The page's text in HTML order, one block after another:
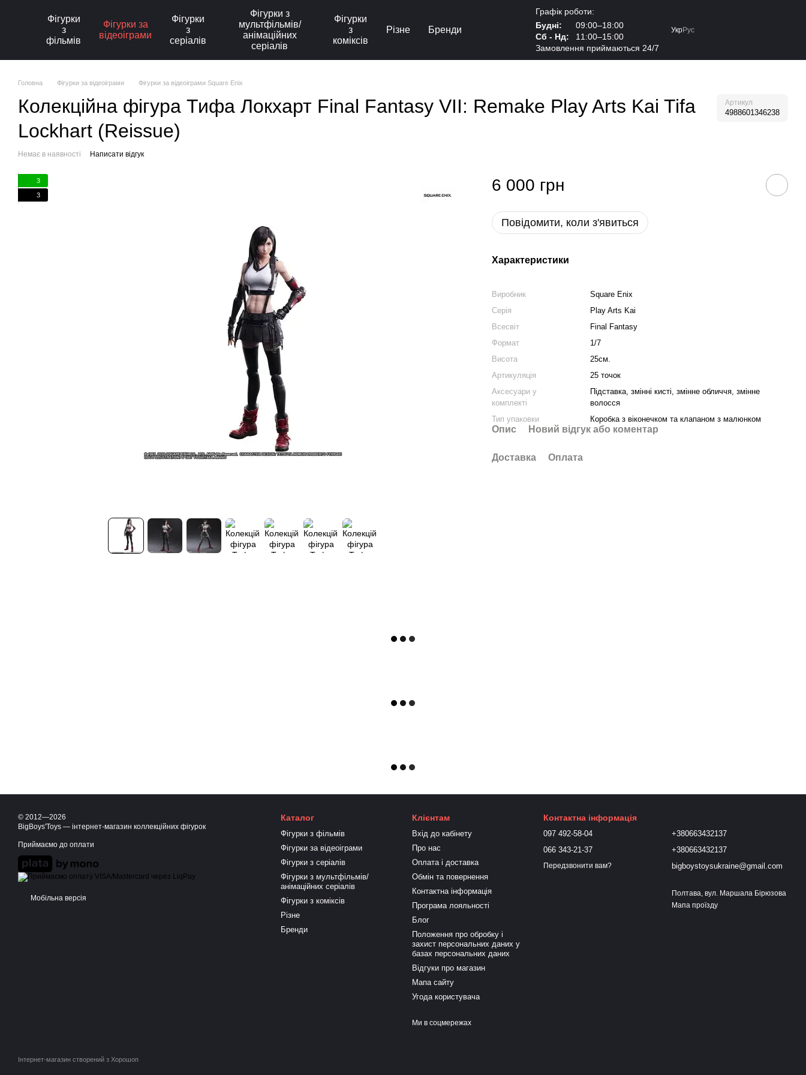
Фігурки
з
фільмів
Фігурки за
відеоіграми
Фігурки
з
серіалів
Фігурки з
мультфільмів/
анімаційних
серіалів
Фігурки
з
коміксів
Різне Бренди
Графік роботи:
Будні:
09:00–18:00
Сб - Нд:
11:00–15:00
Замовлення приймаються 24/7
УкрРус
Головна Фігурки за відеоіграми Фігурки за відеоіграми Square Enix
Колекційна фігура Тифа Локхарт Final Fantasy VII: Remake Play Arts Kai Tifa
Lockhart (Reissue)
Артикул
4988601346238
Немає в наявності Написати відгук
3
3
6 000 грн
Повідомити, коли з'явиться
Характеристики
Виробник
Square Enix
Серія
Play Arts Kai
Всесвіт
Final Fantasy
Формат
1/7
Висота
25см.
Артикуляція
25 точок
Аксесуари у
комплекті
Підставка, змінні кисті, змінне обличчя, змінне
волосся
Тип упаковки
Коробка з віконечком та клапаном з малюнком
Опис Новий відгук або коментар
Доставка Оплата
© 2012—2026
BigBoys'Toys — інтернет-магазин коллекційних фігурок
Приймаємо до оплати
Мобільна версія
Інтернет-магазин створений з Хорошоп
Каталог
Фігурки з фільмів
Фігурки за відеоіграми
Фігурки з серіалів
Фігурки з мультфільмів/
анімаційних серіалів
Фігурки з коміксів
Різне
Бренди
Клієнтам
Вхід до кабінету
Про нас
Оплата і доставка
Обмін та повернення
Контактна інформація
Програма лояльності
Блог
Положення про обробку і
захист персональних даних у
базах персональних даних
Відгуки про магазин
Мапа сайту
Угода користувача
Ми в соцмережах
Контактна інформація
097 492-58-04
066 343-21-37
Передзвонити вам?
+380663432137
+380663432137
bigboystoysukraine@gmail.com
Полтава, вул. Маршала Бірюзова
Мапа проїзду